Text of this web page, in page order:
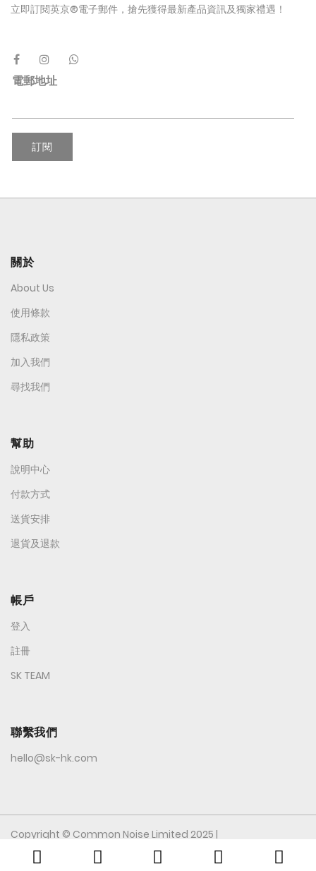
立即訂閱英京®電子郵件，搶先獲得最新產品資訊及獨家禮遇！
電郵地址
訂閱
關於
About Us
使用條款
隱私政策
加入我們
尋找我們
幫助
說明中心
付款方式
送貨安排
退貨及退款
帳戶
登入
註冊
SK TEAM
聯繫我們
hello@sk-hk.com
Copyright © Common Noise Limited 2025 |